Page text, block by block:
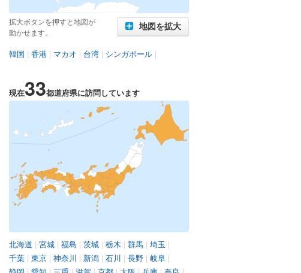
拡大ボタンを押すと地図が
動かせます。
地図を拡大
韓国 | 香港 | マカオ | 台湾 | シンガポール |
現在33都道府県に訪問しています
北海道 | 宮城 | 福島 | 茨城 | 栃木 | 群馬 | 埼玉 |
千葉 | 東京 | 神奈川 | 新潟 | 石川 | 長野 | 岐阜 |